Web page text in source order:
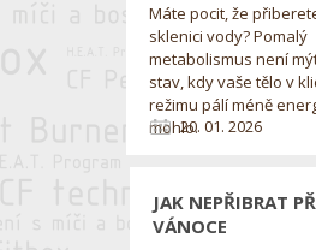
Máte pocit, že
sklenici vody? Pomalý
metabolismus není
stav, kdy vaše tělo v
režimu pálí méně
mohlo.20. 01. 2026
JAK NEPŘIBRAT
VÁNOCE